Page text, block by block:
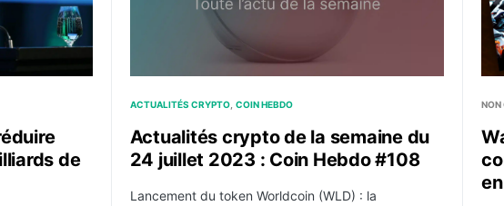
de
ACTUALITÉS CRYPTO COIN HEBDO
Actualités crypto de la semaine du
24 juillet 2023 : Coin Hebdo #108
Lancement du token Worldcoin (WLD) : la
NON